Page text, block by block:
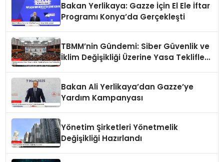
Bakan Yerlikaya: Gazze İçin El Ele İftar
Programı Konya’da Gerçekleşti
TBMM’nin Gündemi: Siber Güvenlik ve
İklim Değişikliği Üzerine Yasa Teklifleri
Bakan Ali Yerlikaya’dan Gazze’ye
Yardım Kampanyası
Yönetim Şirketleri Yönetmelik
Değişikliği Hazırlandı